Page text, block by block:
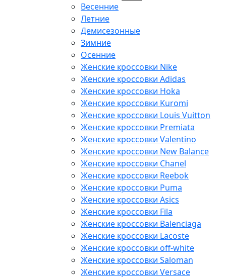
Весенние
Летние
Демисезонные
Зимние
Осенние
Женские кроссовки Nike
Женские кроссовки Adidas
Женские кроссовки Hoka
Женские кроссовки Kuromi
Женские кроссовки Louis Vuitton
Женские кроссовки Premiata
Женские кроссовки Valentino
Женские кроссовки New Balance
Женские кроссовки Chanel
Женские кроссовки Reebok
Женские кроссовки Puma
Женские кроссовки Asics
Женские кроссовки Fila
Женские кроссовки Balenciaga
Женские кроссовки Lacoste
Женские кроссовки off-white
Женские кроссовки Saloman
Женские кроссовки Versace